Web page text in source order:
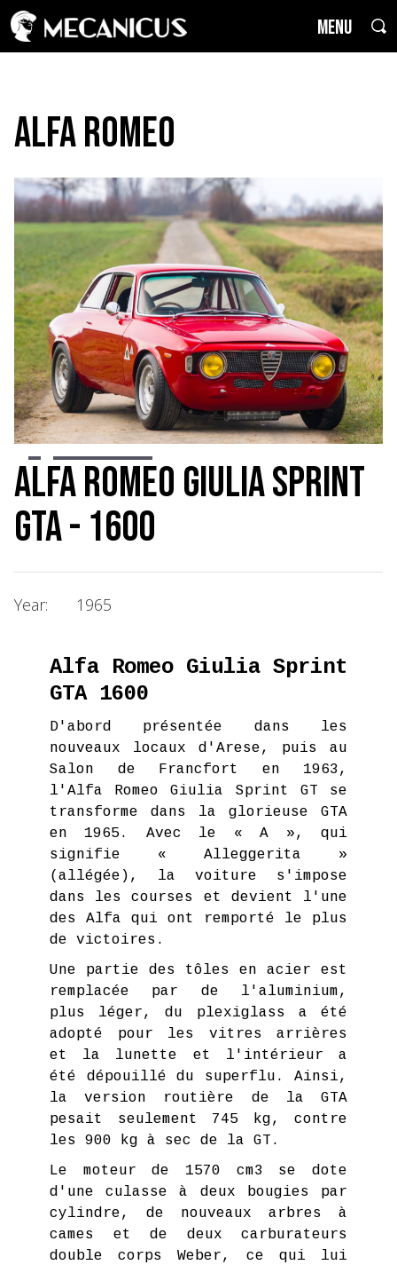
MENU
Alfa Romeo
Alfa Romeo Giulia Sprint
GTA - 1600
Year: 1965
Alfa Romeo Giulia Sprint
GTA 1600
D'abord présentée dans les
nouveaux locaux d'Arese, puis au
Salon de Francfort en 1963,
l'Alfa Romeo Giulia Sprint GT se
transforme dans la glorieuse GTA
en 1965. Avec le « A », qui
signifie « Alleggerita »
(allégée), la voiture s'impose
dans les courses et devient l'une
des Alfa qui ont remporté le plus
de victoires.
Une partie des tôles en acier est
remplacée par de l'aluminium,
plus léger, du plexiglass a été
adopté pour les vitres arrières
et la lunette et l'intérieur a
été dépouillé du superflu. Ainsi,
la version routière de la GTA
pesait seulement 745 kg, contre
les 900 kg à sec de la GT.
Le moteur de 1570 cm3 se dote
d'une culasse à deux bougies par
cylindre, de nouveaux arbres à
cames et de deux carburateurs
double corps Weber, ce qui lui